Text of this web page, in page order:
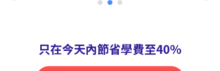
只在今天內節省學費至40%